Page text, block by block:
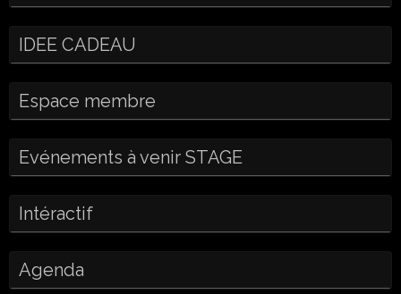
IDEE CADEAU
Espace membre
Evénements à venir STAGE
Intéractif
Agenda